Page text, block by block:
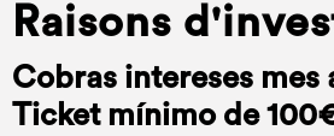
Raisons
Cobras intereses mes
Ticket mínimo de